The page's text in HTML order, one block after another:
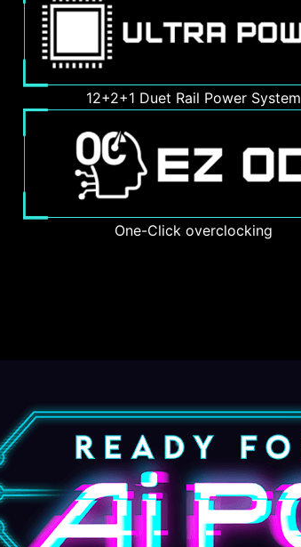
12+2+1 Duet Rail Power System
One-Click overclocking